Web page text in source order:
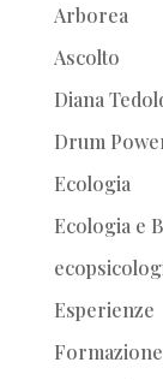
Arborea
Ascolto
Diana
Drum
Ecologia
Ecologia e
Esperienze